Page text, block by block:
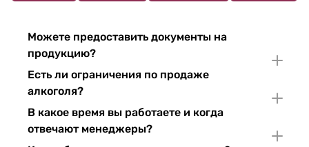
Можете предоставить документы на
продукцию?
Есть ли ограничения по продаже
алкоголя?
В какое время вы работаете и когда
отвечают менеджеры?